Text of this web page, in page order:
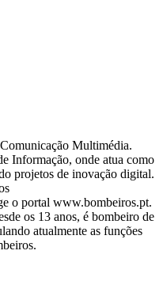
Multimédia.
Informação, onde atua como
projetos de inovação digital.
o portal www.bombeiros.pt.
os 13 anos, é bombeiro de
atualmente as funções